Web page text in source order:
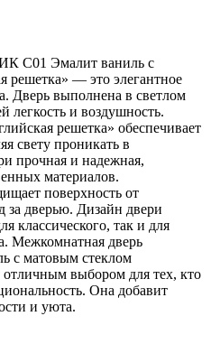
C01 Эмалит ваниль с
решетка» — это элегантное
Дверь выполнена в светлом
легкость и воздушность.
решетка» обеспечивает
свету проникать в
прочная и надежная,
материалов.
поверхность от
за дверью. Дизайн двери
классического, так и для
Межкомнатная дверь
с матовым стеклом
отличным выбором для тех, кто
Она добавит
и уюта.